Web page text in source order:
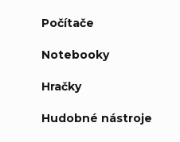
Počítače
Notebooky
Hračky
Hudobné nástroje